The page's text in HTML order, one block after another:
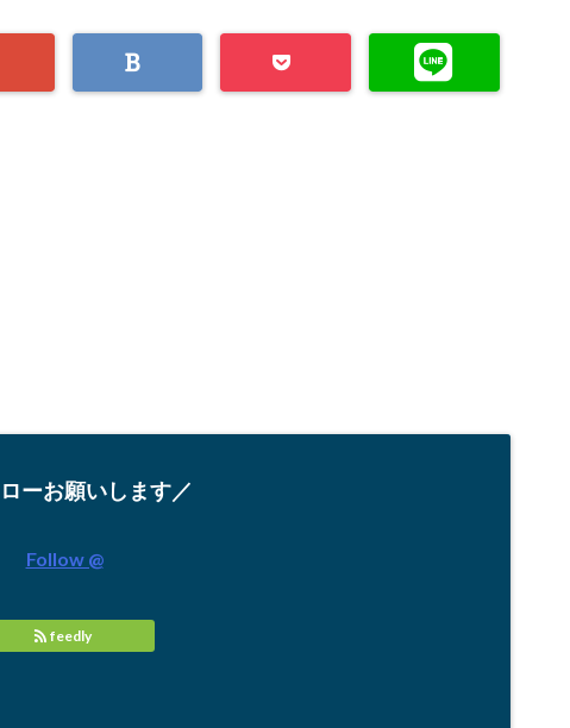
ーお願いします／
Follow @
feedly